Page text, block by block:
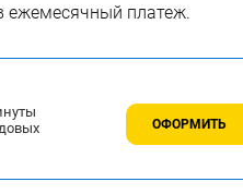
ежемесячный платеж.
ОФОРМИТЬ